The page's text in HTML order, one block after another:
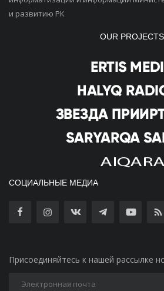
и развитию РК
OUR PROJECTS
СОЦИАЛЬНЫЕ МЕДИА
Присоединяйтесь к нашей рассылке